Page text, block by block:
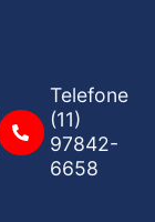
Telefone
(11)
97842-
6658